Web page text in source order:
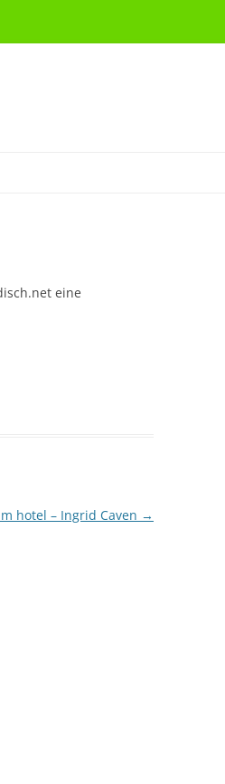
eine
hotel – Ingrid Caven →